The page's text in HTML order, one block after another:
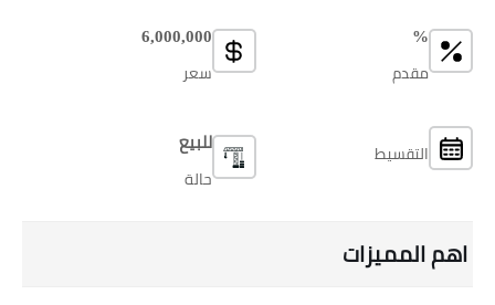
%
مقدم
التقسيط
6,000,000
سعر
للبيع
حالة
اهم المميزات